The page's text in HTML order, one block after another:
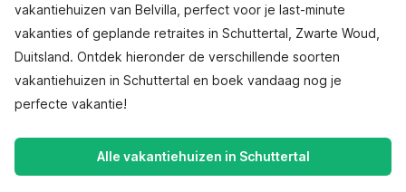
vakantiehuizen van Belvilla, perfect voor je last-minute
vakanties of geplande retraites in Schuttertal, Zwarte Woud,
Duitsland. Ontdek hieronder de verschillende soorten
vakantiehuizen in Schuttertal en boek vandaag nog je
perfecte vakantie!
Alle vakantiehuizen in Schuttertal